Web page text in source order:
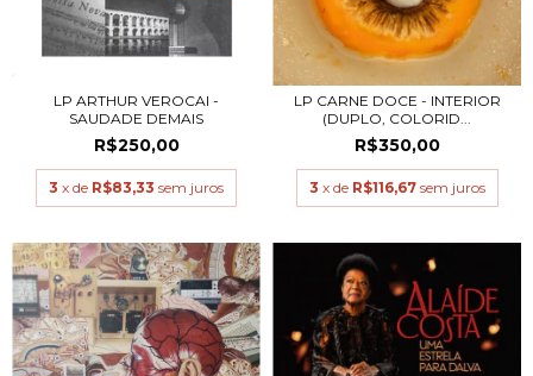
LP ARTHUR VEROCAI -
SAUDADE DEMAIS
R$250,00
3 x de R$83,33 sem juros
LP CARNE DOCE - INTERIOR
(DUPLO, COLORID...
R$350,00
3 x de R$116,67 sem juros